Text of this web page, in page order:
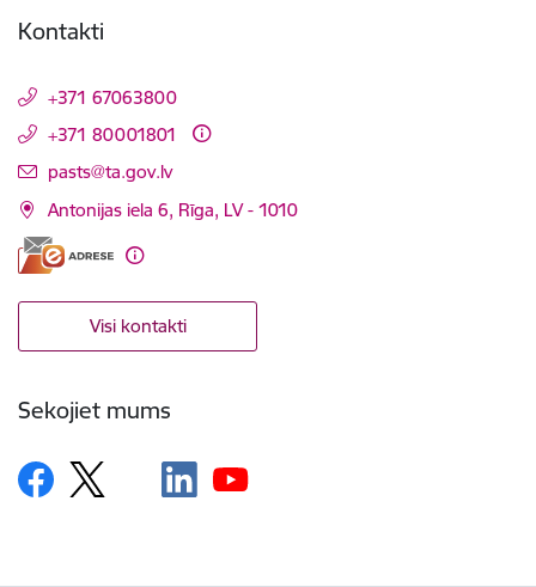
Kontakti
+371 67063800
+371 80001801
E-pasts:
pasts@ta.gov.lv
Antonijas iela 6, Rīga, LV - 1010
Visi kontakti
Sekojiet mums